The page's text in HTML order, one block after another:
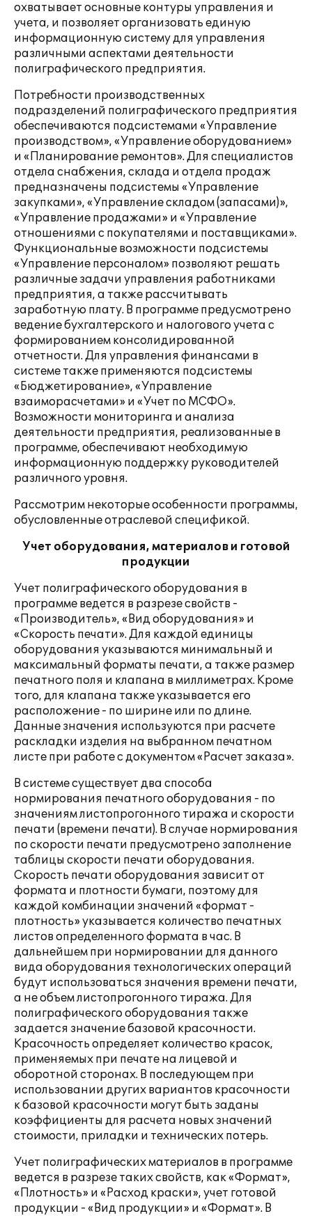
охватывает основные контуры управления и
учета, и позволяет организовать единую
информационную систему для управления
различными аспектами деятельности
полиграфического предприятия.
Потребности производственных
подразделений полиграфического предприятия
обеспечиваются подсистемами «Управление
производством», «Управление оборудованием»
и «Планирование ремонтов». Для специалистов
отдела снабжения, склада и отдела продаж
предназначены подсистемы «Управление
закупками», «Управление складом (запасами)»,
«Управление продажами» и «Управление
отношениями с покупателями и поставщиками».
Функциональные возможности подсистемы
«Управление персоналом» позволяют решать
различные задачи управления работниками
предприятия, а также рассчитывать
заработную плату. В программе предусмотрено
ведение бухгалтерского и налогового учета с
формированием консолидированной
отчетности. Для управления финансами в
системе также применяются подсистемы
«Бюджетирование», «Управление
взаиморасчетами» и «Учет по МСФО».
Возможности мониторинга и анализа
деятельности предприятия, реализованные в
программе, обеспечивают необходимую
информационную поддержку руководителей
различного уровня.
Рассмотрим некоторые особенности программы,
обусловленные отраслевой спецификой.
Учет оборудования, материалов и готовой
продукции
Учет полиграфического оборудования в
программе ведется в разрезе свойств -
«Производитель», «Вид оборудования» и
«Скорость печати». Для каждой единицы
оборудования указываются минимальный и
максимальный форматы печати, а также размер
печатного поля и клапана в миллиметрах. Кроме
того, для клапана также указывается его
расположение - по ширине или по длине.
Данные значения используются при расчете
раскладки изделия на выбранном печатном
листе при работе с документом «Расчет заказа».
В системе существует два способа
нормирования печатного оборудования - по
значениям листопрогонного тиража и скорости
печати (времени печати). В случае нормирования
по скорости печати предусмотрено заполнение
таблицы скорости печати оборудования.
Скорость печати оборудования зависит от
формата и плотности бумаги, поэтому для
каждой комбинации значений «формат -
плотность» указывается количество печатных
листов определенного формата в час. В
дальнейшем при нормировании для данного
вида оборудования технологических операций
будут использоваться значения времени печати,
а не объем листопрогонного тиража. Для
полиграфического оборудования также
задается значение базовой красочности.
Красочность определяет количество красок,
применяемых при печате на лицевой и
оборотной сторонах. В последующем при
использовании других вариантов красочности
к базовой красочности могут быть заданы
коэффициенты для расчета новых значений
стоимости, приладки и технических потерь.
Учет полиграфических материалов в программе
ведется в разрезе таких свойств, как «Формат»,
«Плотность» и «Расход краски», учет готовой
продукции - «Вид продукции» и «Формат». В